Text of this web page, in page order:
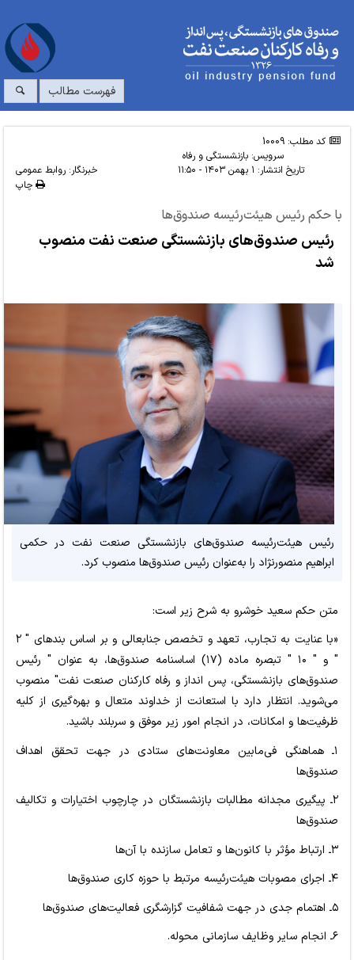
فهرست مطالب
کد مطلب: 10009
سرویس: بازنشستگی و رفاه
تاریخ انتشار: ۱ بهمن ۱۴۰۳ - ۱۱:۵۰
خبرنگار: روابط عمومی
چاپ
با حکم رئیس هیئت‌رئیسه صندوق‌ها
رئیس صندوق‌های بازنشستگی صنعت نفت منصوب
شد
رئیس هیئت‌رئیسه صندوق‌های بازنشستگی صنعت نفت در حکمی
ابراهیم منصورنژاد را به‌عنوان رئیس صندوق‌ها منصوب کرد.
متن حکم سعید خوشرو به شرح زیر است:
«با عنایت به تجارب، تعهد و تخصص جنابعالی و بر اساس بندهای " ۲
" و " ۱۰ " تبصره ماده (۱۷) اساسنامه صندوق‌ها، به عنوان " رئیس
صندوق‌های بازنشستگی، پس انداز و رفاه کارکنان صنعت نفت" منصوب
می‌شوید. انتظار دارد با استعانت از خداوند متعال و بهره‌گیری از کلیه
ظرفیت‌ها و امکانات، در انجام امور زیر موفق و سربلند باشید.
۱ـ هماهنگی فی‌مابین معاونت‌های ستادی در جهت تحقق اهداف
صندوق‌ها
۲ـ پیگیری مجدانه مطالبات بازنشستگان در چارچوب اختیارات و تکالیف
صندوق‌ها
۳ـ ارتباط مؤثر با کانون‌ها و تعامل سازنده با آن‌ها
۴ـ اجرای مصوبات هیئت‌رئیسه مرتبط با حوزه کاری صندوق‌ها
۵ـ اهتمام جدی در جهت شفافیت گزارشگری فعالیت‌های صندوق‌ها
۶ـ انجام سایر وظایف سازمانی محوله.